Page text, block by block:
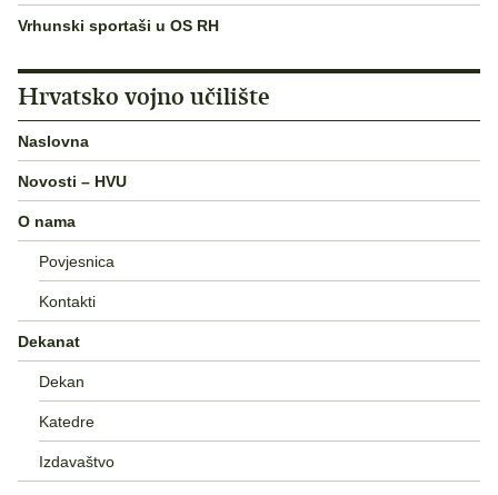
Vrhunski sportaši u OS RH
Hrvatsko vojno učilište
Naslovna
Novosti – HVU
O nama
Povjesnica
Kontakti
Dekanat
Dekan
Katedre
Izdavaštvo